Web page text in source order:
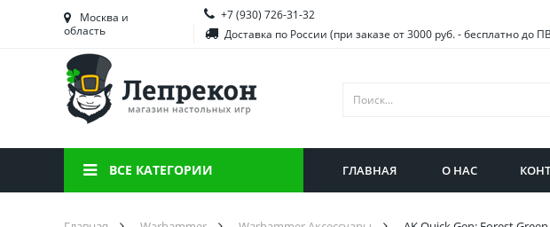
Башкортостан
Брянская область
Вологодская область
Воронежская область
Иркутская область
Москва и
область
+7 (930) 726-31-32
Доставка по России (при заказе от 3000 руб. - бесплатно до
ВСЕ КАТЕГОРИИ ГЛАВНАЯ О НАС